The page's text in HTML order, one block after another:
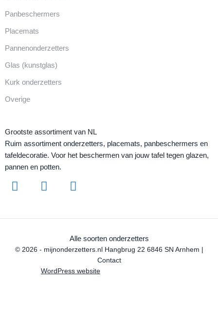
Panbeschermers
Placemats
Pannenonderzetters
Glas (kunstglas)
Kurk onderzetters
Overige
Grootste assortiment van NL
Ruim assortiment onderzetters, placemats, panbeschermers en
tafeldecoratie. Voor het beschermen van jouw tafel tegen glazen,
pannen en potten.
Alle soorten onderzetters
© 2026 - mijnonderzetters.nl Hangbrug 22 6846 SN Arnhem |
Contact
WordPress website